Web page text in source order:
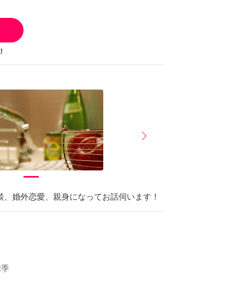
arrow_forward_iosNext
婚外恋愛、親身になってお話伺います！